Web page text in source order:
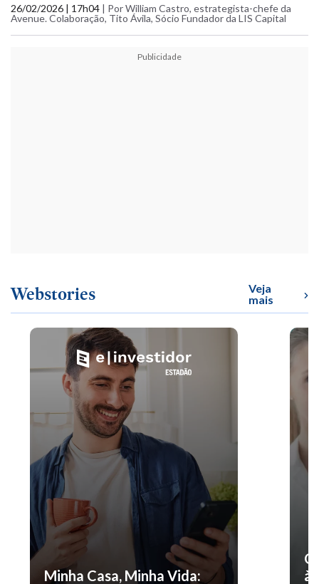
26/02/2026 | 17h04 | Por William Castro, estrategista-chefe da
Avenue. Colaboração, Tito Ávila, Sócio Fundador da LIS Capital
Publicidade
Webstories
Veja
mais
Minha Casa, Minha Vida:
O
à